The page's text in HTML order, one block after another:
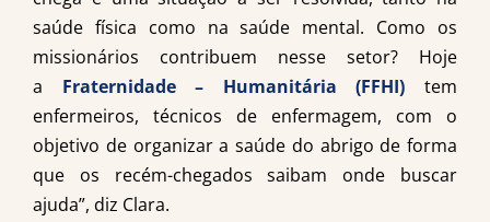
saúde física como na saúde mental. Como os
missionários contribuem nesse setor? Hoje
a Fraternidade – Humanitária (FFHI) tem
enfermeiros, técnicos de enfermagem, com o
objetivo de organizar a saúde do abrigo de forma
que os recém-chegados saibam onde buscar
ajuda”, diz Clara.